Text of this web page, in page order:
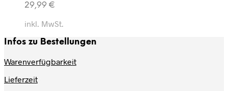
29,99 €
inkl. MwSt.
Infos zu Bestellungen
Warenverfügbarkeit
Lieferzeit